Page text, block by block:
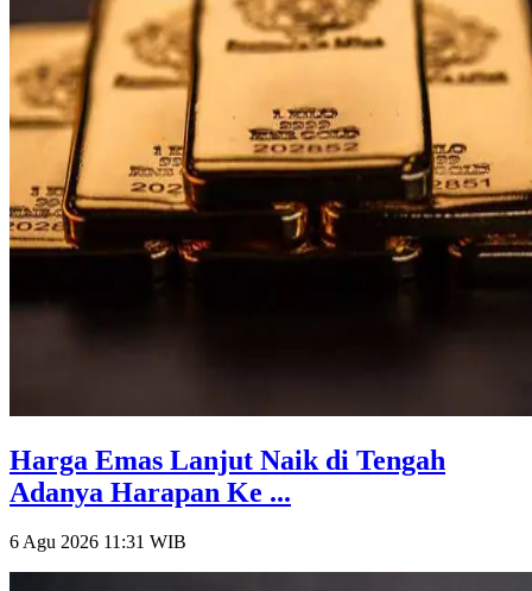
Harga Emas Lanjut Naik di Tengah
Adanya Harapan Ke ...
6 Agu 2026 11:31 WIB